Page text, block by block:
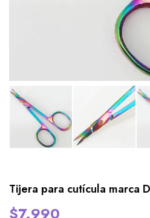
Tijera para cutícula marca
$7.990